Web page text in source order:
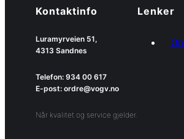
Kontaktinfo
Luramyrveien 51,
4313 Sandnes
Telefon: 934 00 617
E-post: ordre@vogv.no
Når kvalitet og service gjelder.
Lenker